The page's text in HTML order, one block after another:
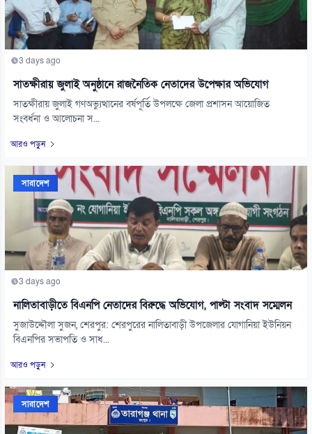
3 days ago
সাতক্ষীরায় জুলাই অনুষ্ঠানে রাজনৈতিক নেতাদের উপেক্ষার অভিযোগ
সাতক্ষীরায় জুলাই গণঅভ্যুত্থানের বর্ষপূর্তি উপলক্ষে জেলা প্রশাসন আয়োজিত
সংবর্ধনা ও আলোচনা স...
আরও পড়ুন
সারাদেশ
3 days ago
নালিতাবাড়ীতে বিএনপি নেতাদের বিরুদ্ধে অভিযোগ, পাল্টা সংবাদ সম্মেলন
সুজাউদ্দৌলা সুজন, শেরপুর: শেরপুরের নালিতাবাড়ী উপজেলার যোগানিয়া ইউনিয়ন
বিএনপির সভাপতি ও সাধ...
আরও পড়ুন
সারাদেশ